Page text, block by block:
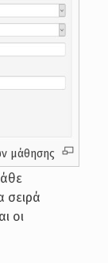
μάθησης
σειρά
οι